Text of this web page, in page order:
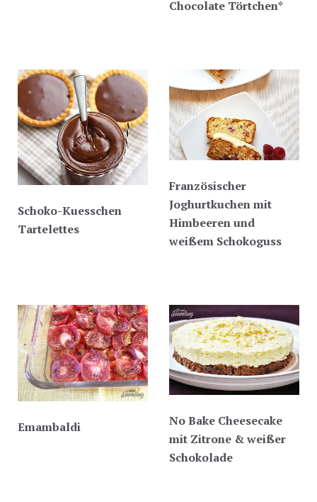
Chocolate Törtchen*
Schoko-Kuesschen
Tartelettes
Französischer
Joghurtkuchen mit
Himbeeren und
weißem Schokoguss
Emambaldi
No Bake Cheesecake
mit Zitrone & weißer
Schokolade